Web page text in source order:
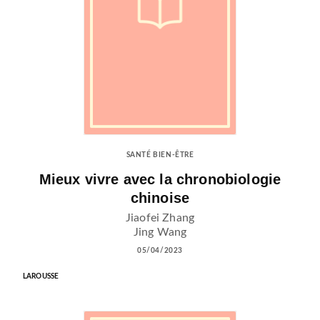
SANTÉ BIEN-ÊTRE
Mieux vivre avec la chronobiologie
chinoise
Jiaofei Zhang
Jing Wang
05/04/2023
LAROUSSE